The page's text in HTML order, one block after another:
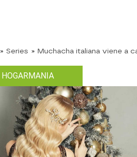
» Series » Muchacha italiana viene a
HOGARMANIA